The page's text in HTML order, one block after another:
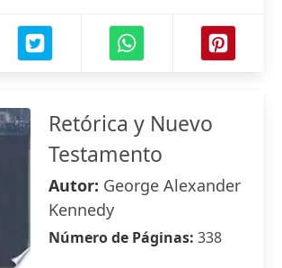
Retórica y Nuevo
Testamento
Autor: George Alexander
Kennedy
Número de Páginas: 338